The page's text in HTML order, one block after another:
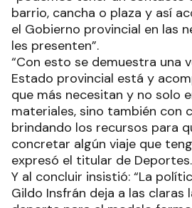
barrio, cancha o plaza y así
el Gobierno provincial en las
les presenten”.
“Con esto se demuestra una
Estado provincial está y
que más necesitan y no solo
materiales, sino también con
brindando los recursos para
concretar algún viaje que
expresó el titular de Deportes.
Y al concluir insistió: “La
Gildo Insfrán deja a las claras